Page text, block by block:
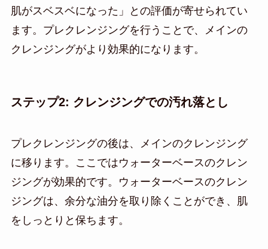
肌がスベスベになった」との評価が寄せられてい
ます。プレクレンジングを行うことで、メインの
クレンジングがより効果的になります。
ステップ2: クレンジングでの汚れ落とし
プレクレンジングの後は、メインのクレンジング
に移ります。ここではウォーターベースのクレン
ジングが効果的です。ウォーターベースのクレン
ジングは、余分な油分を取り除くことができ、肌
をしっとりと保ちます。